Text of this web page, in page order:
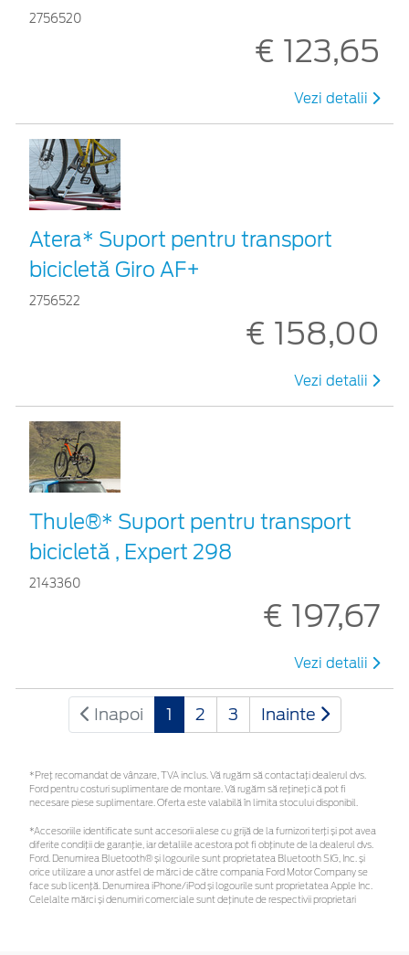
2756520
€ 123,65
Vezi detalii
Atera* Suport pentru transport
bicicletă Giro AF+
2756522
€ 158,00
Vezi detalii
Thule®* Suport pentru transport
bicicletă , Expert 298
2143360
€ 197,67
Vezi detalii
Inapoi 1 2 3 Inainte
*Preţ recomandat de vânzare, TVA inclus. Vă rugăm să contactaţi dealerul dvs.
Ford pentru costuri suplimentare de montare. Vă rugăm să rețineți că pot fi
necesare piese suplimentare. Oferta este valabilă în limita stocului disponibil.
*Accesoriile identificate sunt accesorii alese cu grijă de la furnizori terți și pot avea
diferite condiții de garanție, iar detaliile acestora pot fi obținute de la dealerul dvs.
Ford. Denumirea Bluetooth® și logourile sunt proprietatea Bluetooth SIG, Inc. și
orice utilizare a unor astfel de mărci de către compania Ford Motor Company se
face sub licență. Denumirea iPhone/iPod și logourile sunt proprietatea Apple Inc.
Celelalte mărci și denumiri comerciale sunt deținute de respectivii proprietari